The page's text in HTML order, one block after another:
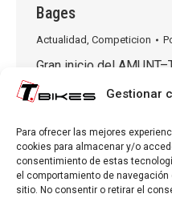
Gestionar
Para ofrecer las mejores
cookies para almacenar y/o
consentimiento de estas
el comportamiento de
sitio. No consentir o retirar el
Bages
Actualidad, Competicion
Gran inicio del
Internacional de Sant
actuación en la Copa
Fruitós del Bages,
participación de diez
categorías cadete,